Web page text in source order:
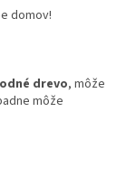
domov!
drevo, môže
môže